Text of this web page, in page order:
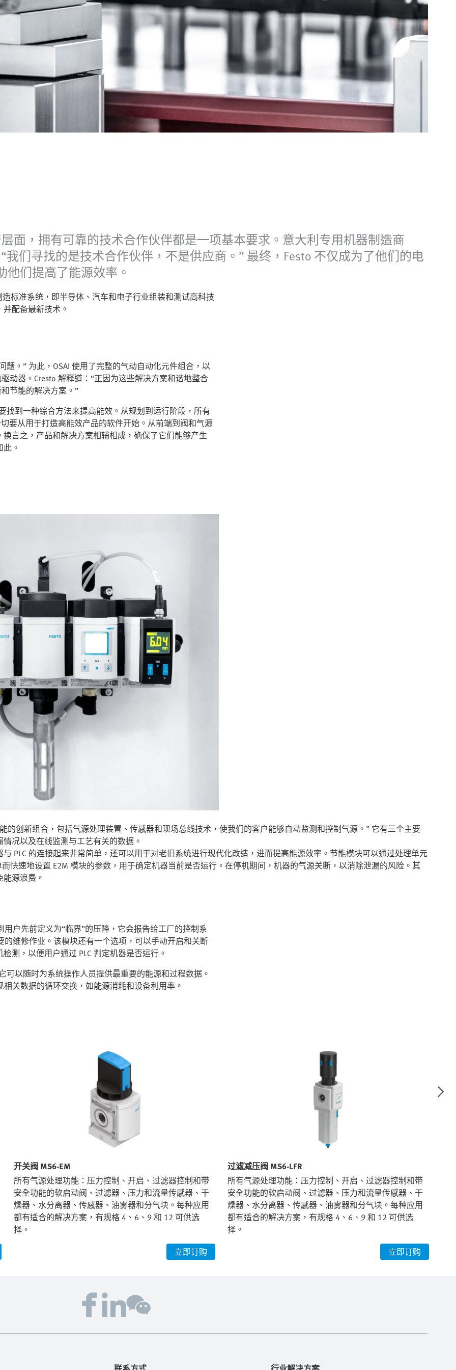
面，拥有可靠的技术合作伙伴都是一项基本要求。意大利专用机器制造商
我们寻找的是技术合作伙伴，不是供应商。” 最终，Festo 不仅成为了他们的电
们提高了能源效率。
标准系统，即半导体、汽车和电子行业组装和测试高科技
配备最新技术。
题。” 为此，OSAI 使用了完整的气动自动化元件组合，以
动器。Cresto 解释道：“正因为这些解决方案和谐地整合
节能的解决方案。”
找到一种综合方法来提高能效。从规划到运行阶段，所有
要从用于打造高能效产品的软件开始。从前端到阀和气源
言之，产品和解决方案相辅相成，确保了它们能够产生
。
的创新组合，包括气源处理装置、传感器和现场总线技术，使我们的客户能够自动监测和控制气源。” 它有三个主要
况以及在线监测与工艺有关的数据。
PLC 的连接起来非常简单，还可以用于对老旧系统进行现代化改造，进而提高能源效率。节能模块可以通过处理单元
快速地设置 E2M 模块的参数，用于确定机器当前是否运行。在停机期间，机器的气源关断，以消除泄漏的风险。其
源浪费。
户先前定义为“临界”的压降，它会报告给工厂的控制系
维修作业。该模块还有一个选项，可以手动开启和关断
测，以便用户通过 PLC 判定机器是否运行。
以随时为系统操作人员提供最重要的能源和过程数据。
关数据的循环交换，如能源消耗和设备利用率。
开关阀 MS6-EM
所有气源处理功能：压力控制、开启、过滤器控制和带
安全功能的软启动阀、过滤器、压力和流量传感器、干
燥器、水分离器、传感器、油雾器和分气块。每种应用
都有适合的解决方案，有规格 4、6、9 和 12 可供选
择。
立即订购
过滤减压阀 MS6-LFR
所有气源处理功能：压力控制、开启、过滤器控制和带
安全功能的软启动阀、过滤器、压力和流量传感器、干
燥器、水分离器、传感器、油雾器和分气块。每种应用
都有适合的解决方案，有规格 4、6、9 和 12 可供选
择。
立即订购